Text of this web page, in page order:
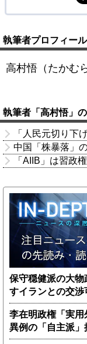
執筆者プロフィール
高村悟（たかむ
執筆者「高村悟」
「人民元切り下
中国「株暴落」
「AIIB」は習政
保守穏健派の大
すイランとの交渉
李在明政権「実
異例の「自主派」